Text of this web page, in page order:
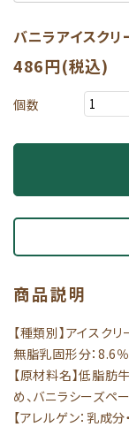
バニラアイスク
486円(税込)
個数
商品説明
【種類別】アイスクリ
無脂乳固形分：8.6
【原材料名】低脂肪
め、バニラシーズペ
【アレルゲン：乳成分